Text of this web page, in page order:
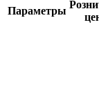
Параметры